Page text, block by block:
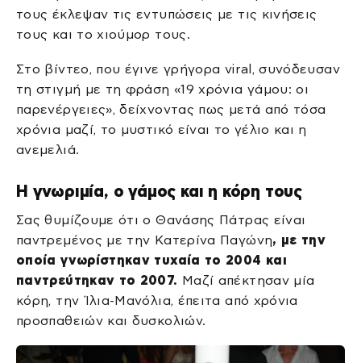
τους έκλεψαν τις εντυπώσεις με τις κινήσεις
τους και το χιούμορ τους.
Στο βίντεο, που έγινε γρήγορα viral, συνόδευσαν
τη στιγμή με τη φράση «19 χρόνια γάμου: οι
παρενέργειες», δείχνοντας πως μετά από τόσα
χρόνια μαζί, το μυστικό είναι το γέλιο και η
ανεμελιά.
Η γνωριμία, ο γάμος και η κόρη τους
Σας θυμίζουμε ότι ο Θανάσης Πάτρας είναι
παντρεμένος με την Κατερίνα Παγώνη, με την
οποία γνωρίστηκαν τυχαία το 2004 και
παντρεύτηκαν το 2007. Μαζί απέκτησαν μία
κόρη, την Ίλια-Μανόλια, έπειτα από χρόνια
προσπαθειών και δυσκολιών.